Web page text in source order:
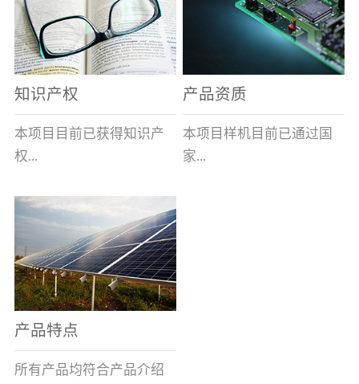
（注：在额定电流后加/S
表示带熔断指示及信号输
出功能,在S后加/H数字表
示适用于高海拔产品,即H1
表示大于1000米小于等于
米小于等于3000米，H3表
示大于3000米小于等于
国的重视。其蕴量巨大，
全球的风能约为
2.74×109MW，其中可...
充分的清洁性、绝对的安
全性、相对的广泛性、确
实的长寿命和免维护性、
资源的充...
知识产权
本项目目前已获得知识产
权...
8项，其中发明专利2项，
实用新型专利6项。目前低
压事业部拿到三项专利。
产品资质
本项目样机目前已通过国
家...
产品特点
所有产品均符合产品介绍